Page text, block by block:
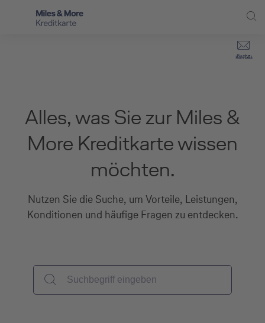
Direkt zum Hauptinhalt (Enter drücken)
Kontakt
Suche
Schritt für Schritt zur neuen Karte
Kreditkarte empfehlen
Kreditkarte beantragen
Alles, was Sie zur Miles &
More Kreditkarte wissen
möchten.
Nutzen Sie die Suche, um Vorteile, Leistungen,
Konditionen und häufige Fragen zu entdecken.